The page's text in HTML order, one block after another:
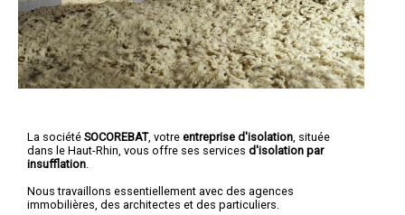
La société SOCOREBAT, votre entreprise d'isolation , située
dans le Haut-Rhin, vous offre ses services d'isolation par
insufflation
Nous travaillons essentiellement avec des agences
immobilières, des architectes et des particuliers.